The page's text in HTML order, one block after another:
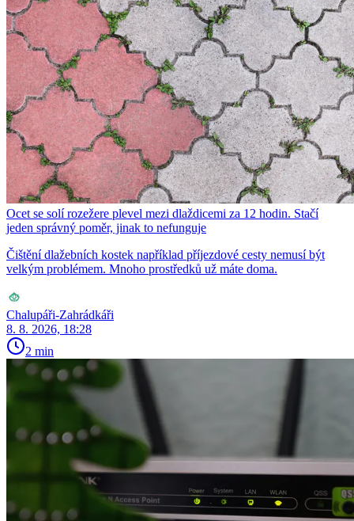
Ocet se solí rozežere plevel mezi dlaždicemi za 12 hodin. Stačí
jeden správný poměr, jinak to nefunguje
Čištění dlažebních kostek například příjezdové cesty nemusí být
velkým problémem. Mnoho prostředků už máte doma.
Chalupáři-Zahrádkáři
8. 8. 2026, 18:28
2 min